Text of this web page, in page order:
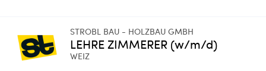
STROBL BAU - HOLZBAU GMBH
LEHRE ZIMMERER (w/m/d)
WEIZ